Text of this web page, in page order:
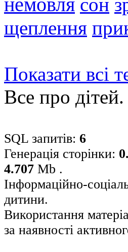
щеплення
Показати всі
Все про
SQL запитів: 6
Генерація сторінки:
4.707 Mb .
Інформаційно-
дитини.
Використання
за наявності